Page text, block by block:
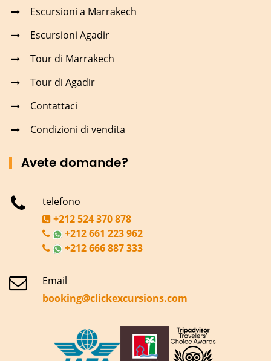
Escursioni a Marrakech
Escursioni Agadir
Tour di Marrakech
Tour di Agadir
Contattaci
Condizioni di vendita
Avete domande?
telefono
+212 524 370 878
+212 661 223 962
+212 666 887 333
Email
booking@clickexcursions.com